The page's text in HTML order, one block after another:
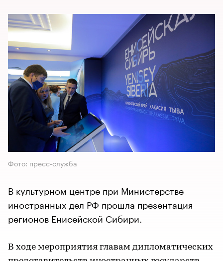
Фото: пресс-служба
В культурном центре при Министерстве
иностранных дел РФ прошла презентация
регионов Енисейской Сибири.
В ходе мероприятия главам дипломатических